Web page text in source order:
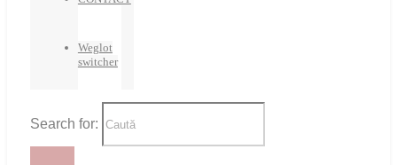
Weglot
switcher
Search for: